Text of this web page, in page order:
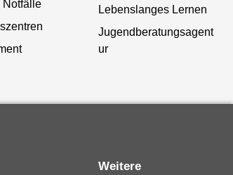
Notfälle
Lebenslanges Lernen
Jugendberatungsagent
ur
Weitere